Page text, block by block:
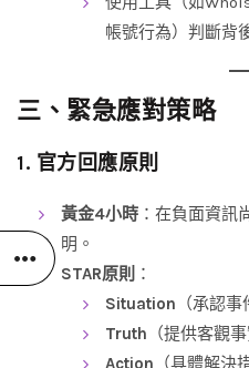
帳號行為）判斷背
三、緊急應對策略
1. 官方回應原則
黃金4小時 ：在負面資訊
明。
STAR原則 ：
Situation （承認事
Truth （提供客觀事
Action （具體解決